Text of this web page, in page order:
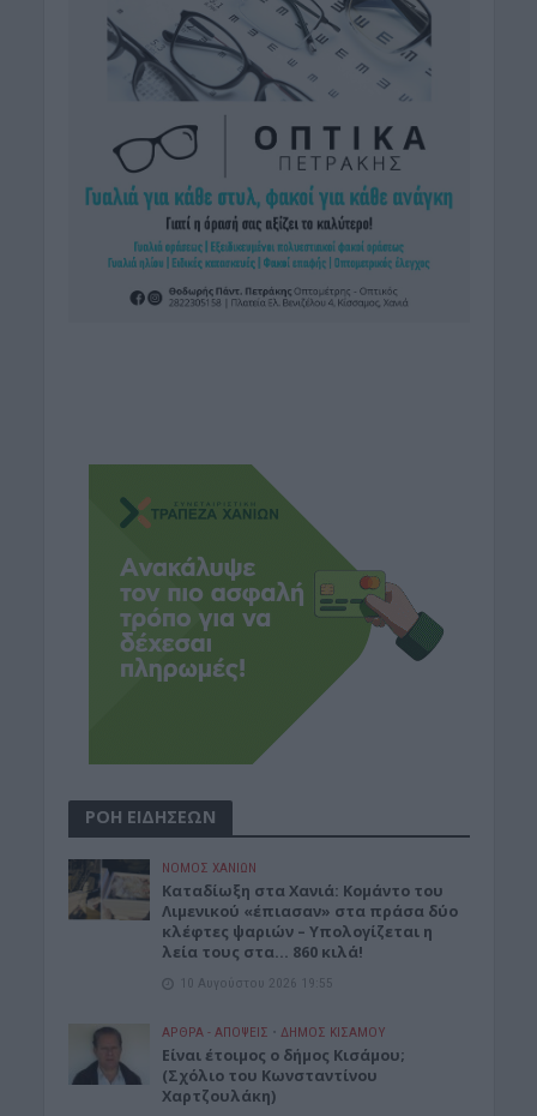
ΡΟΗ ΕΙΔΗΣΕΩΝ
ΝΟΜΌΣ ΧΑΝΊΩΝ
Καταδίωξη στα Χανιά: Κομάντο του
Λιμενικού «έπιασαν» στα πράσα δύο
κλέφτες ψαριών – Υπολογίζεται η
λεία τους στα… 860 κιλά!
10 Αυγούστου 2026 19:55
ΑΡΘΡΑ - ΑΠΟΨΕΙΣ • ΔΉΜΟΣ ΚΙΣΆΜΟΥ
Είναι έτοιμος ο δήμος Κισάμου;
(Σχόλιο του Κωνσταντίνου
Χαρτζουλάκη)